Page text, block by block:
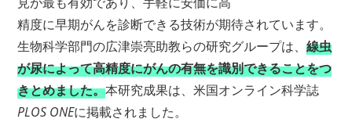
精度に早期がんを診断できる技術が期待されています。
生物科学部門の広津崇亮助教らの研究グループは、線虫
が尿によって高精度にがんの有無を識別できることをつ
きとめました。本研究成果は、米国オンライン科学誌
PLOS ONEに掲載されました。